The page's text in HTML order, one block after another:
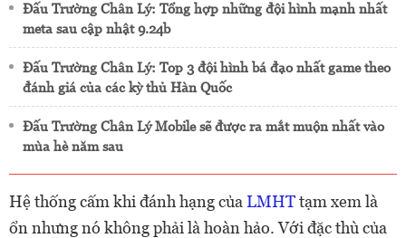
Đấu Trường Chân Lý: Tổng hợp những đội hình mạnh nhất
meta sau cập nhật 9.24b
Đấu Trường Chân Lý: Top 3 đội hình bá đạo nhất game theo
đánh giá của các kỳ thủ Hàn Quốc
Đấu Trường Chân Lý Mobile sẽ được ra mắt muộn nhất vào
mùa hè năm sau
Hệ thống cấm khi đánh hạng của LMHTtạm xem là
ổn nhưng nó không phải là hoàn hảo. Với đặc thù của